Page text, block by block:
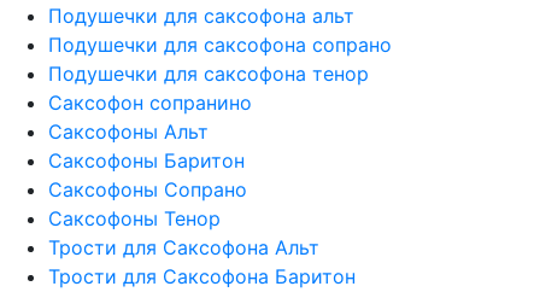
Подушечки для саксофона альт
Подушечки для саксофона сопрано
Подушечки для саксофона тенор
Саксофон сопранино
Саксофоны Альт
Саксофоны Баритон
Саксофоны Сопрано
Саксофоны Тенор
Трости для Саксофона Альт
Трости для Саксофона Баритон